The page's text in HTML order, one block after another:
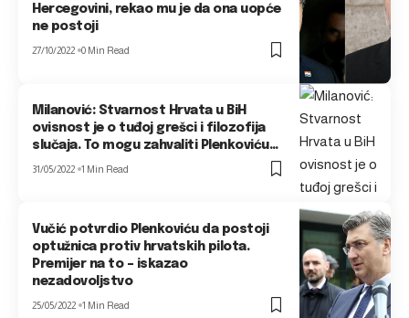
Hercegovini, rekao mu je da ona uopće
ne postoji
27/10/2022 0 Min Read
Milanović: Stvarnost Hrvata u BiH
ovisnost je o tuđoj grešci i filozofija
slučaja. To mogu zahvaliti Plenkoviću…
31/05/2022 1 Min Read
Vučić potvrdio Plenkoviću da postoji
optužnica protiv hrvatskih pilota.
Premijer na to – iskazao
nezadovoljstvo
25/05/2022 1 Min Read